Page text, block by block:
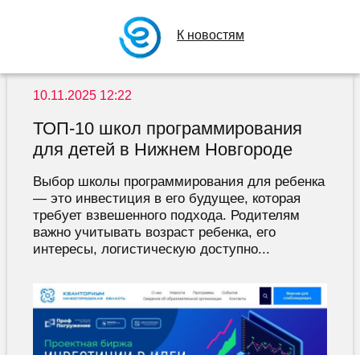
К новостям
10.11.2025 12:22
ТОП-10 школ программирования
для детей в Нижнем Новгороде
Выбор школы программирования для ребенка
— это инвестиция в его будущее, которая
требует взвешенного подхода. Родителям
важно учитывать возраст ребенка, его
интересы, логистическую доступно...